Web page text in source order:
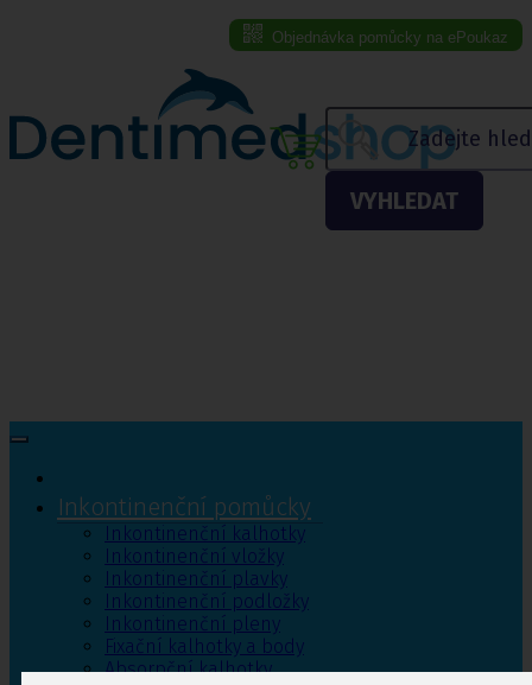
Objednávka pomůcky na ePoukaz
VYHLEDAT
Inkontinenční pomůcky
Inkontinenční kalhotky
Inkontinenční vložky
Inkontinenční plavky
Inkontinenční podložky
Inkontinenční pleny
Fixační kalhotky a body
Absorpční kalhotky